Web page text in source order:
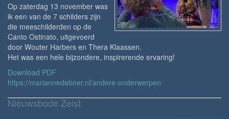
Op zaterdag 13 november was
ik een van de 7 schilders zijn
die meeschilderden op de
Canto Ostinato, uitgevoerd
door Wouter Harbers en Thera Klaassen.
Het was een hele bijzondere, inspirerende ervaring!
Download PDF
https://mariannedeboer.nl/andere-onderwerpen
Nieuwsbode Zeist